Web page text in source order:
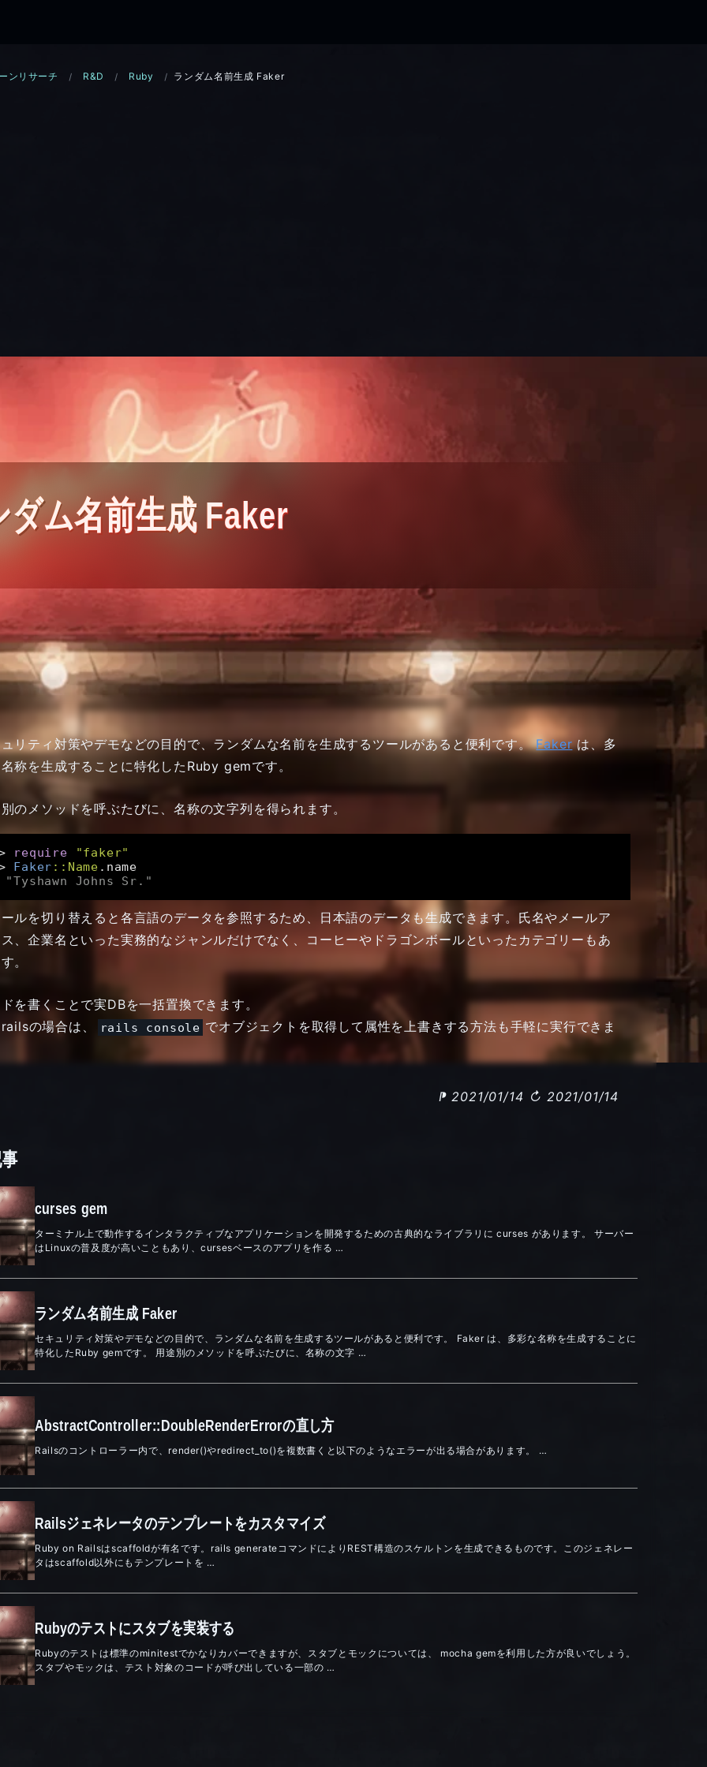
ンリサーチ R&D Ruby ランダム名前生成 Faker
ダム名前生成 Faker
リティ対策やデモなどの目的で、ランダムな名前を生成するツールがあると便利です。Fakerは、多
称を生成することに特化したRuby gemです。
のメソッドを呼ぶたびに、名称の文字列を得られます。
require
"faker"
Faker : :Name
"Tyshawn Johns Sr."
ルを切り替えると各言語のデータを参照するため、日本語のデータも生成できます。氏名やメールア
、企業名といった実務的なジャンルだけでなく、コーヒーやドラゴンボールといったカテゴリーもあ
。
を書くことで実DBを一括置換できます。
の場合は、
rails console でオブジェクトを取得して属性を上書きする方法も手軽に実行できま
⁋ 2021/01/14 ↻ 2021/01/14
curses gem
ターミナル上で動作するインタラクティブなアプリケーションを開発するための古典的なライブラリに curses があります。 サーバー
はLinuxの普及度が高いこともあり、cursesベースのアプリを作る …
ランダム名前生成 Faker
セキュリティ対策やデモなどの目的で、ランダムな名前を生成するツールがあると便利です。 Faker は、多彩な名称を生成することに
特化したRuby gemです。 用途別のメソッドを呼ぶたびに、名称の文字 …
AbstractController::DoubleRenderErrorの直し方
Railsのコントローラー内で、render()やredirect_to()を複数書くと以下のようなエラーが出る場合があります。 …
Railsジェネレータのテンプレートをカスタマイズ
Ruby on Railsはscaffoldが有名です。rails generateコマンドによりREST構造のスケルトンを生成できるものです。このジェネレー
タはscaffold以外にもテンプレートを …
Rubyのテストにスタブを実装する
Rubyのテストは標準のminitestでかなりカバーできますが、スタブとモックについては、 mocha gemを利用した方が良いでしょう。
スタブやモックは、テスト対象のコードが呼び出している一部の …